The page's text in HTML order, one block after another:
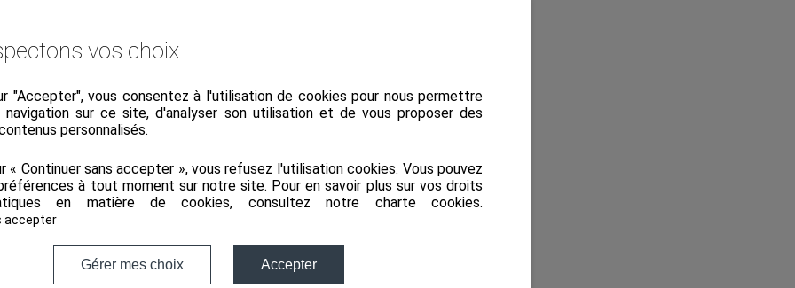
sont disponibles sur le site Géorisques : www.georisques.gouv.fr
TYPE DE TRANSACTION À VENDRE
PRIX
vos choix
"Accepter", vous consentez à l'utilisation de cookies pour nous permettre
navigation sur ce site, d'analyser son utilisation et de vous proposer des
personnalisés.
« Continuer sans accepter », vous refusez l'utilisation cookies. Vous pouvez
à tout moment sur notre site. Pour en savoir plus sur vos droits
en matière de cookies, consultez notre charte cookies.
accepter
Gérer mes choix Accepter